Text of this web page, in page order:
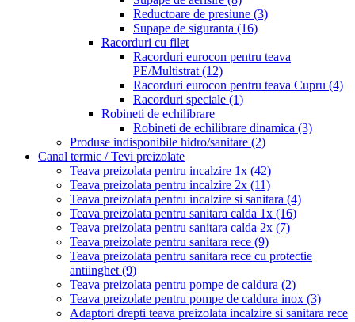
Reductoare de presiune (3)
Supape de siguranta (16)
Racorduri cu filet
Racorduri eurocon pentru teava
PE/Multistrat (12)
Racorduri eurocon pentru teava Cupru (4)
Racorduri speciale (1)
Robineti de echilibrare
Robineti de echilibrare dinamica (3)
Produse indisponibile hidro/sanitare (2)
Canal termic / Tevi preizolate
Teava preizolata pentru incalzire 1x (42)
Teava preizolata pentru incalzire 2x (11)
Teava preizolata pentru incalzire si sanitara (4)
Teava preizolata pentru sanitara calda 1x (16)
Teava preizolata pentru sanitara calda 2x (7)
Teava preizolate pentru sanitara rece (9)
Teava preizolata pentru sanitara rece cu protectie
antiinghet (9)
Teava preizolata pentru pompe de caldura (2)
Teava preizolate pentru pompe de caldura inox (3)
Adaptori drepti teava preizolata incalzire si sanitara rece